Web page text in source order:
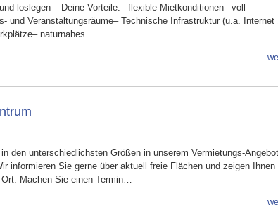
loslegen – Deine Vorteile:– flexible Mietkonditionen– voll
und Veranstaltungsräume– Technische Infrastruktur (u.a. Internet
naturnahes…
den unterschiedlichsten Größen in unserem Vermietungs-Angebot.
informieren Sie gerne über aktuell freie Flächen und zeigen Ihnen
Machen Sie einen Termin…